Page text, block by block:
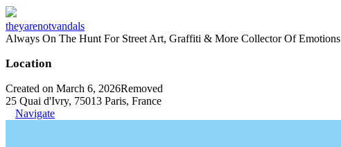
theyarenotvandals
Always On The Hunt For Street Art, Graffiti & More Collector Of Emotions
Location
Created on March 6, 2026Removed
25 Quai d'Ivry, 75013 Paris, France
Navigate